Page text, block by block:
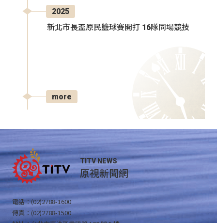
2025
新北市長盃原民籃球賽開打 16隊同場競技
more
TITV NEWS
原視新聞網
電話：(02)2788-1600
傳真：(02)2788-1500